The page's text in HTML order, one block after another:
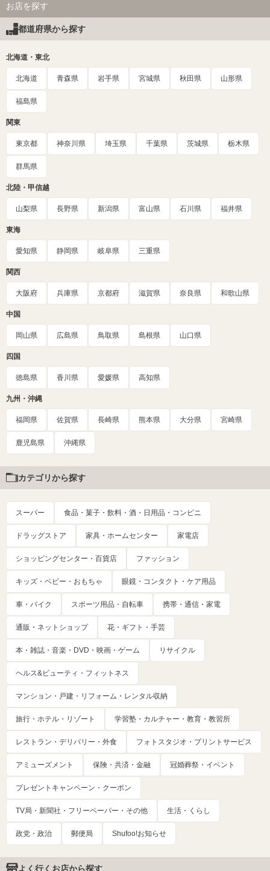
お店を探す
都道府県から探す
北海道・東北
北海道 青森県 岩手県 宮城県 秋田県 山形県
福島県
関東
東京都 神奈川県 埼玉県 千葉県 茨城県 栃木県
群馬県
北陸・甲信越
山梨県 長野県 新潟県 富山県 石川県 福井県
東海
愛知県 静岡県 岐阜県 三重県
関西
大阪府 兵庫県 京都府 滋賀県 奈良県 和歌山県
中国
岡山県 広島県 鳥取県 島根県 山口県
四国
徳島県 香川県 愛媛県 高知県
九州・沖縄
福岡県 佐賀県 長崎県 熊本県 大分県 宮崎県
鹿児島県 沖縄県
カテゴリから探す
スーパー 食品・菓子・飲料・酒・日用品・コンビニ
ドラッグストア 家具・ホームセンター 家電店
ショッピングセンター・百貨店 ファッション
キッズ・ベビー・おもちゃ 眼鏡・コンタクト・ケア用品
車・バイク スポーツ用品・自転車 携帯・通信・家電
通販・ネットショップ 花・ギフト・手芸
本・雑誌・音楽・DVD・映画・ゲーム リサイクル
ヘルス&ビューティ・フィットネス
マンション・戸建・リフォーム・レンタル収納
旅行・ホテル・リゾート 学習塾・カルチャー・教育・教習所
レストラン・デリバリー・外食 フォトスタジオ・プリントサービス
アミューズメント 保険・共済・金融 冠婚葬祭・イベント
プレゼントキャンペーン・クーポン
TV局・新聞社・フリーペーパー・その他 生活・くらし
政党・政治 郵便局 Shufoo!お知らせ
よく行くお店から探す